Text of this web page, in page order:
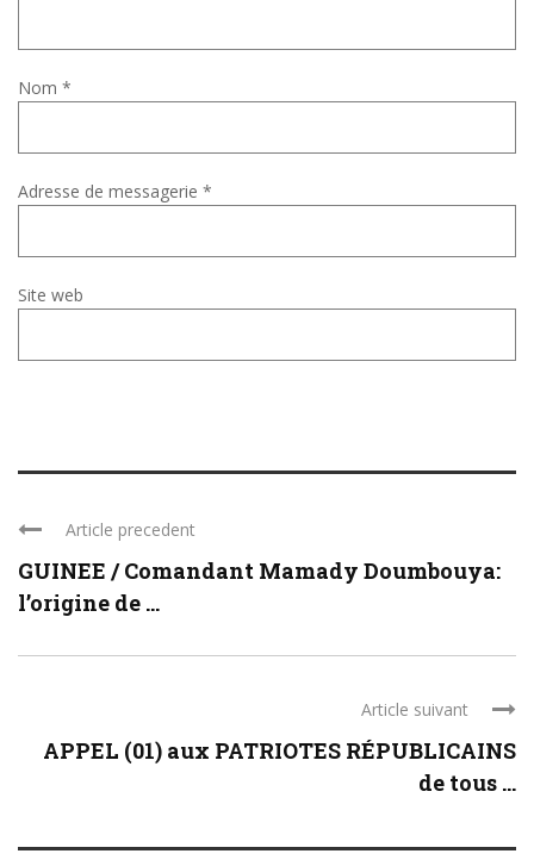
Nom *
Adresse de messagerie *
Site web
Article precedent
GUINEE / Comandant Mamady Doumbouya:
l’origine de ...
Article suivant
APPEL (01) aux PATRIOTES RÉPUBLICAINS
de tous ...